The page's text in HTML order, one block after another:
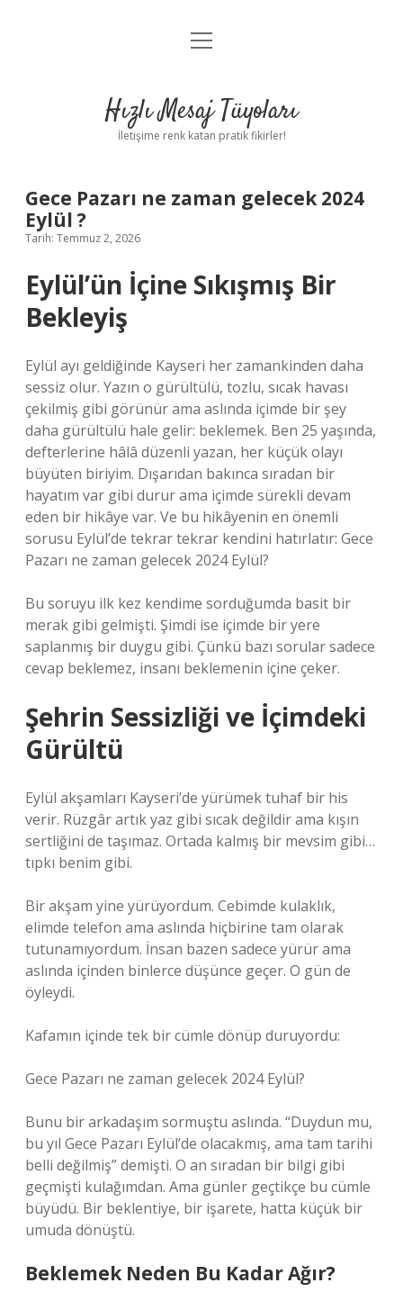
Anasayfa
Yasal Uyarı
menüyü
Hızlı Mesaj Tüyoları
İletişime renk katan pratik fikirler!
Gece Pazarı ne zaman gelecek 2024
Eylül ?
Tarih: Temmuz 2, 2026
Eylül’ün İçine Sıkışmış Bir
Bekleyiş
Eylül ayı geldiğinde Kayseri her zamankinden daha
sessiz olur. Yazın o gürültülü, tozlu, sıcak havası
çekilmiş gibi görünür ama aslında içimde bir şey
daha gürültülü hale gelir: beklemek. Ben 25 yaşında,
defterlerine hâlâ düzenli yazan, her küçük olayı
büyüten biriyim. Dışarıdan bakınca sıradan bir
hayatım var gibi durur ama içimde sürekli devam
eden bir hikâye var. Ve bu hikâyenin en önemli
sorusu Eylül’de tekrar tekrar kendini hatırlatır: Gece
Pazarı ne zaman gelecek 2024 Eylül?
Bu soruyu ilk kez kendime sorduğumda basit bir
merak gibi gelmişti. Şimdi ise içimde bir yere
saplanmış bir duygu gibi. Çünkü bazı sorular sadece
cevap beklemez, insanı beklemenin içine çeker.
Şehrin Sessizliği ve İçimdeki
Gürültü
Eylül akşamları Kayseri’de yürümek tuhaf bir his
verir. Rüzgâr artık yaz gibi sıcak değildir ama kışın
sertliğini de taşımaz. Ortada kalmış bir mevsim gibi…
tıpkı benim gibi.
Bir akşam yine yürüyordum. Cebimde kulaklık,
elimde telefon ama aslında hiçbirine tam olarak
tutunamıyordum. İnsan bazen sadece yürür ama
aslında içinden binlerce düşünce geçer. O gün de
öyleydi.
Kafamın içinde tek bir cümle dönüp duruyordu:
Gece Pazarı ne zaman gelecek 2024 Eylül?
Bunu bir arkadaşım sormuştu aslında. “Duydun mu,
bu yıl Gece Pazarı Eylül’de olacakmış, ama tam tarihi
belli değilmiş” demişti. O an sıradan bir bilgi gibi
geçmişti kulağımdan. Ama günler geçtikçe bu cümle
büyüdü. Bir beklentiye, bir işarete, hatta küçük bir
umuda dönüştü.
Beklemek Neden Bu Kadar Ağır?